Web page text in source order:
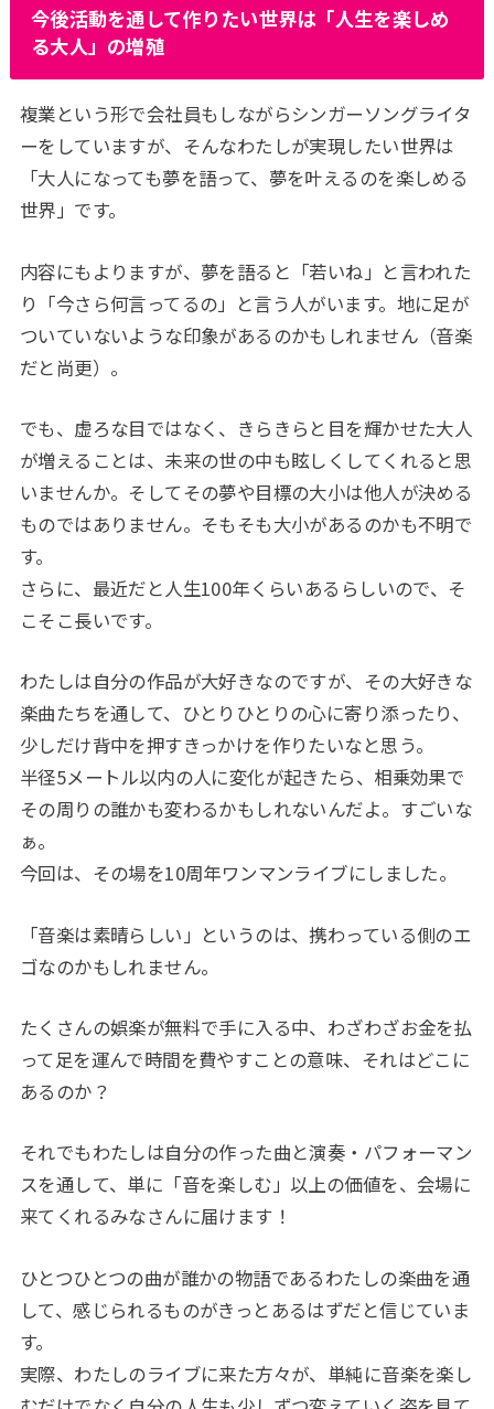
今後活動を通して作りたい世界は「人生を楽しめ
る大人」の増殖
複業という形で会社員もしながらシンガーソングライタ
ーをしていますが、そんなわたしが実現したい世界は
「大人になっても夢を語って、夢を叶えるのを楽しめる
世界」です。
内容にもよりますが、夢を語ると「若いね」と言われた
り「今さら何言ってるの」と言う人がいます。地に足が
ついていないような印象があるのかもしれません（音楽
だと尚更）。
でも、虚ろな目ではなく、きらきらと目を輝かせた大人
が増えることは、未来の世の中も眩しくしてくれると思
いませんか。そしてその夢や目標の大小は他人が決める
ものではありません。そもそも大小があるのかも不明で
す。
さらに、最近だと人生100年くらいあるらしいので、そ
こそこ長いです。
わたしは自分の作品が大好きなのですが、その大好きな
楽曲たちを通して、ひとりひとりの心に寄り添ったり、
少しだけ背中を押すきっかけを作りたいなと思う。
半径5メートル以内の人に変化が起きたら、相乗効果で
その周りの誰かも変わるかもしれないんだよ。すごいな
ぁ。
今回は、その場を10周年ワンマンライブにしました。
「音楽は素晴らしい」というのは、携わっている側のエ
ゴなのかもしれません。
たくさんの娯楽が無料で手に入る中、わざわざお金を払
って足を運んで時間を費やすことの意味、それはどこに
あるのか？
それでもわたしは自分の作った曲と演奏・パフォーマン
スを通して、単に「音を楽しむ」以上の価値を、会場に
来てくれるみなさんに届けます！
ひとつひとつの曲が誰かの物語であるわたしの楽曲を通
して、感じられるものがきっとあるはずだと信じていま
す。
実際、わたしのライブに来た方々が、単純に音楽を楽し